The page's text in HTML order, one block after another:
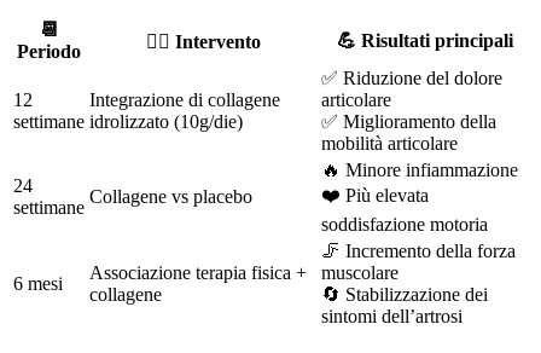
📆
Periodo
🧑‍⚕️ Intervento 💪 Risultati principali
12
settimane
Integrazione di collagene
idrolizzato (10g/die)
✅ Riduzione del dolore
articolare
✅ Miglioramento della
mobilità articolare
24
settimane
Collagene vs placebo
🔥 Minore infiammazione
❤️ Più elevata
soddisfazione motoria
6 mesi
Associazione terapia fisica +
collagene
🦵 Incremento della forza
muscolare
🔄 Stabilizzazione dei
sintomi dell’artrosi